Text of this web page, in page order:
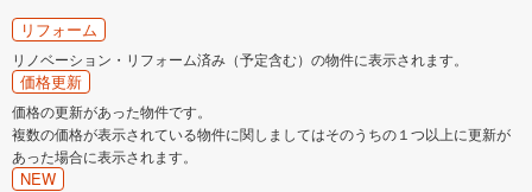
リフォーム
リノベーション・リフォーム済み（予定含む）の物件に表示されます。
価格更新
価格の更新があった物件です。
複数の価格が表示されている物件に関しましてはそのうちの１つ以上に更新が
あった場合に表示されます。
NEW